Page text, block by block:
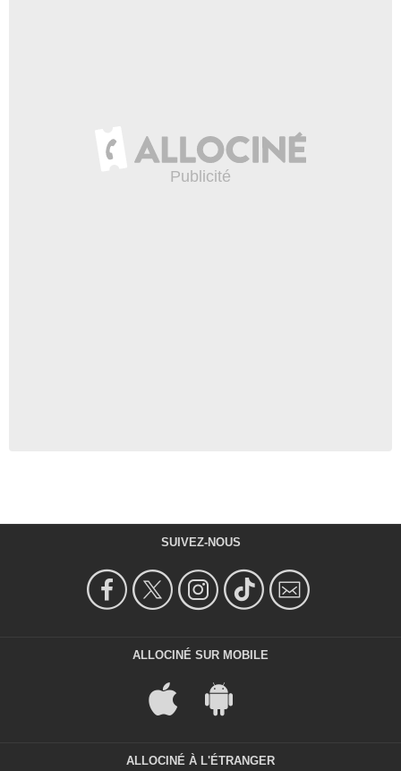
SUIVEZ-NOUS
ALLOCINÉ SUR MOBILE
ALLOCINÉ À L'ÉTRANGER